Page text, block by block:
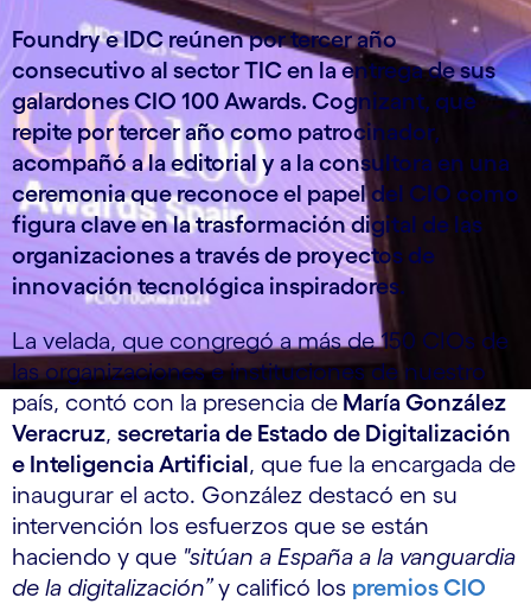
Foundry e IDC reúnen por tercer año
consecutivo al sector TIC en la entrega de sus
galardones CIO 100 Awards. Cognizant, que
repite por tercer año como patrocinador,
acompañó a la editorial y a la consultora en una
ceremonia que reconoce el papel del CIO como
figura clave en la trasformación digital de las
organizaciones a través de proyectos de
innovación tecnológica inspiradores.
La velada, que congregó a más de 150 CIOs de
las organizaciones e instituciones de nuestro
país, contó con la presencia de María González
Veracruz, secretaria de Estado de Digitalización
e Inteligencia Artificial, que fue la encargada de
inaugurar el acto. González destacó en su
intervención los esfuerzos que se están
haciendo y que "sitúan a España a la vanguardia
de la digitalización”y calificó los premios CIO